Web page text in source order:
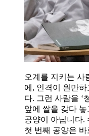
오계를 지키는 사
에, 인격이 원만
다. 그런 사람을 ‘
앞에 쌀을 갖다
공양이 아닙니다.
첫 번째 공양은 바